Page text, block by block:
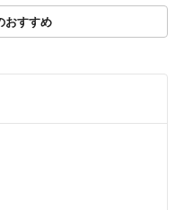
おすすめ